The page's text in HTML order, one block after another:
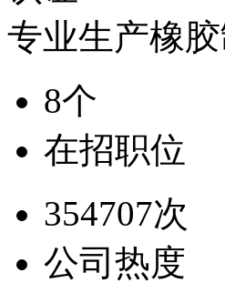
专业生产橡
8个
在招职位
354707次
公司热度